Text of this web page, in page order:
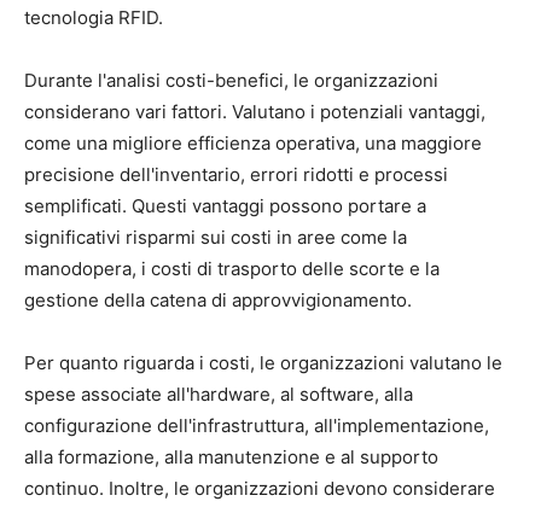
tecnologia RFID.
Durante l'analisi costi-benefici, le organizzazioni
considerano vari fattori. Valutano i potenziali vantaggi,
come una migliore efficienza operativa, una maggiore
precisione dell'inventario, errori ridotti e processi
semplificati. Questi vantaggi possono portare a
significativi risparmi sui costi in aree come la
manodopera, i costi di trasporto delle scorte e la
gestione della catena di approvvigionamento.
Per quanto riguarda i costi, le organizzazioni valutano le
spese associate all'hardware, al software, alla
configurazione dell'infrastruttura, all'implementazione,
alla formazione, alla manutenzione e al supporto
continuo. Inoltre, le organizzazioni devono considerare